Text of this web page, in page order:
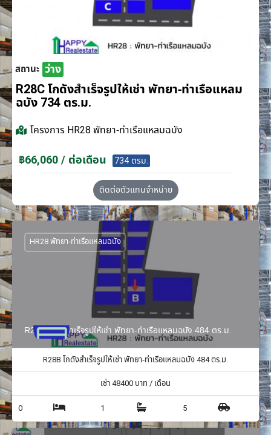
สถานะ ว่าง
R28C โกดังสำเร็จรูปให้เช่า พัทยา-ท่าเรือแหลม
ฉบัง 734 ตร.ม.
โครงการ HR28 พัทยา-ท่าเรือแหลมฉบัง
฿66,060 / ต่อเดือน 734 ตรม.
ติดต่อตัวแทนจำหน่าย
R28B โกดังสำเร็จรูปให้เช่า พัทยา-ท่าเรือแหลมฉบัง 484 ตร.ม.
HR28 พัทยา-ท่าเรือแหลมฉบัง
R28B โกดังสำเร็จรูปให้เช่า พัทยา-ท่าเรือแหลมฉบัง 484 ตร.ม.
เช่า48400 บาท / เดือน
0 1 5